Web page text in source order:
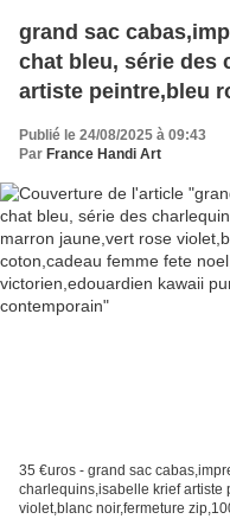
grand sac
chat bleu, série des
artiste peintre,bleu
coton,cadeau
punk,baroque
contemporain
Publié le 24/08/2025 à 09:43
Par France Handi Art
35 €uros - grand sac
charlequins,isabelle krief artiste
violet,blanc noir,fermeture